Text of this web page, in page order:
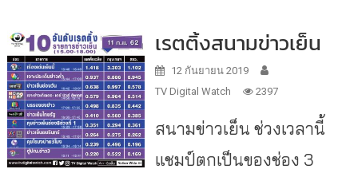
เรตติ้งสนามข่าวเย็น
12 กันยายน 2019
TV Digital Watch
2397
สนามข่าวเย็น ช่วงเวลานี้
แชมป์ตกเป็นของช่อง 3